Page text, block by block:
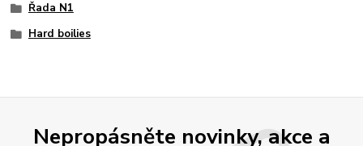
Řada N1
Hard boilies
Nepropásněte novinky, akce a